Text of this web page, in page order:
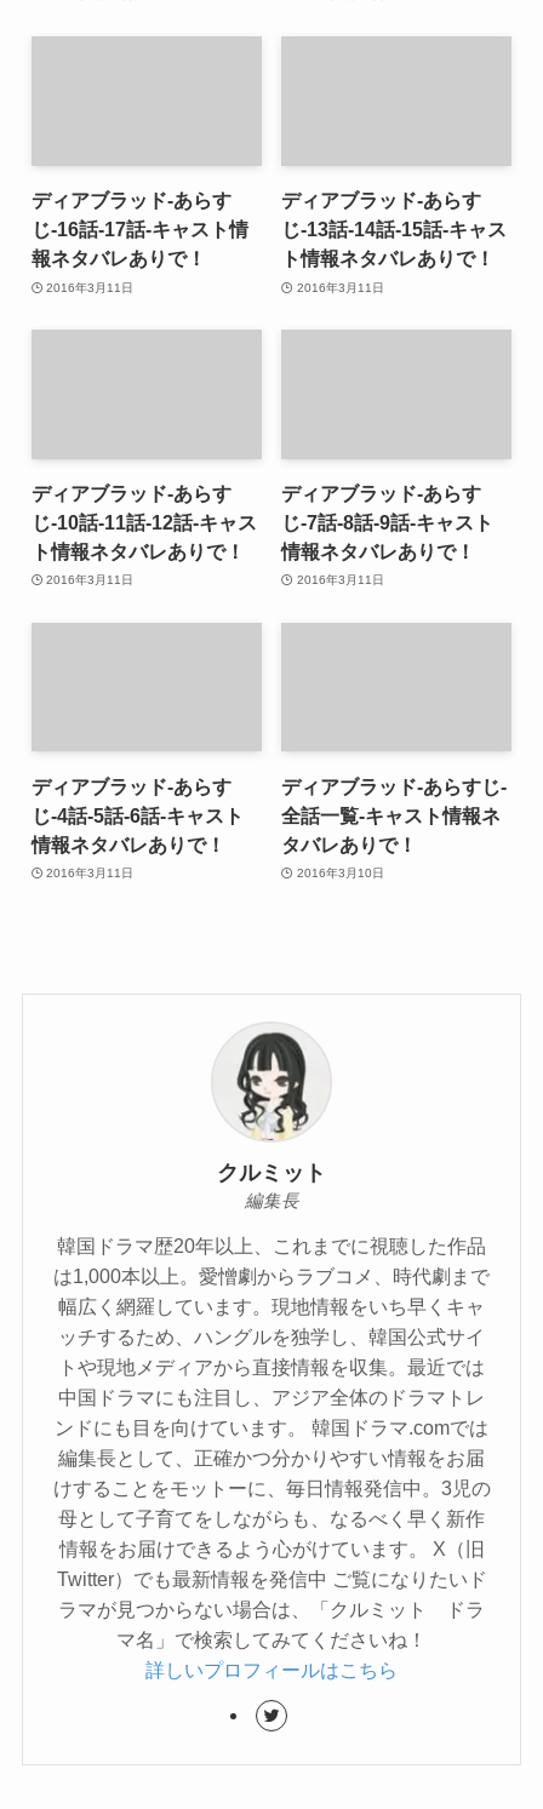
ディアブラッド-あらす
じ-16話-17話-キャスト情
報ネタバレありで！
2016年3月11日
ディアブラッド-あらす
じ-13話-14話-15話-キャス
ト情報ネタバレありで！
2016年3月11日
ディアブラッド-あらす
じ-10話-11話-12話-キャス
ト情報ネタバレありで！
2016年3月11日
ディアブラッド-あらす
じ-7話-8話-9話-キャスト
情報ネタバレありで！
2016年3月11日
ディアブラッド-あらす
じ-4話-5話-6話-キャスト
情報ネタバレありで！
2016年3月11日
ディアブラッド-あらすじ-
全話一覧-キャスト情報ネ
タバレありで！
2016年3月10日
クルミット
編集長
韓国ドラマ歴20年以上、これまでに視聴した作品
は1,000本以上。愛憎劇からラブコメ、時代劇まで
幅広く網羅しています。現地情報をいち早くキャ
ッチするため、ハングルを独学し、韓国公式サイ
トや現地メディアから直接情報を収集。最近では
中国ドラマにも注目し、アジア全体のドラマトレ
ンドにも目を向けています。 韓国ドラマ.comでは
編集長として、正確かつ分かりやすい情報をお届
けすることをモットーに、毎日情報発信中。3児の
母として子育てをしながらも、なるべく早く新作
情報をお届けできるよう心がけています。 X（旧
Twitter）でも最新情報を発信中 ご覧になりたいド
ラマが見つからない場合は、「クルミット ドラ
マ名」で検索してみてくださいね！
詳しいプロフィールはこちら